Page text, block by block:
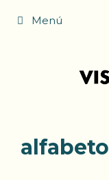
Menú
alfabeto